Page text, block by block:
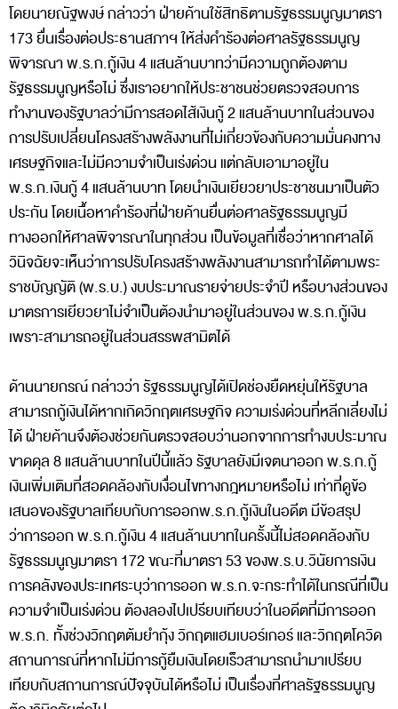
โดยนายณัฐพงษ์ กล่าวว่า ฝ่ายค้านใช้สิทธิตามรัฐธรรมนูญมาตรา
173 ยื่นเรื่องต่อประธานสภาฯ ให้ส่งคำร้องต่อศาลรัฐธรรมนูญ
พิจารณา พ.ร.ก.กู้เงิน 4 แสนล้านบาทว่ามีความถูกต้องตาม
รัฐธรรมนูญหรือไม่ ซึ่งเราอยากให้ประชาชนช่วยตรวจสอบการ
ทำงานของรัฐบาลว่ามีการสอดไส้เงินกู้ 2 แสนล้านบาทในส่วนของ
การปรับเปลี่ยนโครงสร้างพลังงานที่ไม่เกี่ยวข้องกับความมั่นคงทาง
เศรษฐกิจและไม่มีความจำเป็นเร่งด่วน แต่กลับเอามาอยู่ใน
พ.ร.ก.เงินกู้ 4 แสนล้านบาท โดยนำเงินเยียวยาประชาชนมาเป็นตัว
ประกัน โดยเนื้อหาคำร้องที่ฝ่ายค้านยื่นต่อศาลรัฐธรรมนูญมี
ทางออกให้ศาลพิจารณาในทุกส่วน เป็นข้อมูลที่เชื่อว่าหากศาลได้
วินิจฉัยจะเห็นว่าการปรับโครงสร้างพลังงานสามารถทำได้ตามพระ
ราชบัญญัติ (พ.ร.บ.) งบประมาณรายจ่ายประจำปี หรือบางส่วนของ
มาตรการเยียวยาไม่จำเป็นต้องนำมาอยู่ในส่วนของ พ.ร.ก.กู้เงิน
เพราะสามารถอยู่ในส่วนสรรพสามิตได้
ด้านนายกรณ์ กล่าวว่า รัฐธรรมนูญได้เปิดช่องยืดหยุ่นให้รัฐบาล
สามารถกู้เงินได้หากเกิดวิกฤตเศรษฐกิจ ความเร่งด่วนที่หลีกเลี่ยงไม่
ได้ ฝ่ายค้านจึงต้องช่วยกันตรวจสอบว่านอกจากการทำงบประมาณ
ขาดดุล 8 แสนล้านบาทในปีนี้แล้ว รัฐบาลยังมีเจตนาออก พ.ร.ก.กู้
เงินเพิ่มเติมที่สอดคล้องกับเงื่อนไขทางกฎหมายหรือไม่ เท่าที่ดูข้อ
เสนอของรัฐบาลเทียบกับการออกพ.ร.ก.กู้เงินในอดีต มีข้อสรุป
ว่าการออก พ.ร.ก.กู้เงิน 4 แสนล้านบาทในครั้งนี้ไม่สอดคล้องกับ
รัฐธรรมนูญมาตรา 172 ขณะที่มาตรา 53 ของพ.ร.บ.วินัยการเงิน
การคลังของประเทศระบุว่าการออก พ.ร.ก.จะกระทำได้ในกรณีที่เป็น
ความจำเป็นเร่งด่วน ต้องลองไปเปรียบเทียบว่าในอดีตที่มีการออก
พ.ร.ก. ทั้งช่วงวิกฤตต้มยำกุ้ง วิกฤตแฮมเบอร์เกอร์ และวิกฤตโควิด
สถานการณ์ที่หากไม่มีการกู้ยืมเงินโดยเร็วสามารถนำมาเปรียบ
เทียบกับสถานการณ์ปัจจุบันได้หรือไม่ เป็นเรื่องที่ศาลรัฐธรรมนูญ